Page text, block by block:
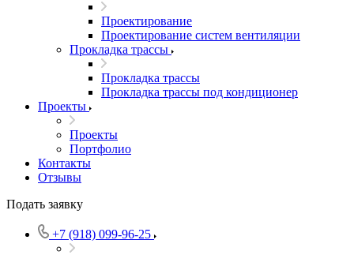
Проектирование
Проектирование систем вентиляции
Прокладка трассы
Прокладка трассы
Прокладка трассы под кондиционер
Проекты
Проекты
Портфолио
Контакты
Отзывы
Подать заявку
+7 (918) 099-96-25